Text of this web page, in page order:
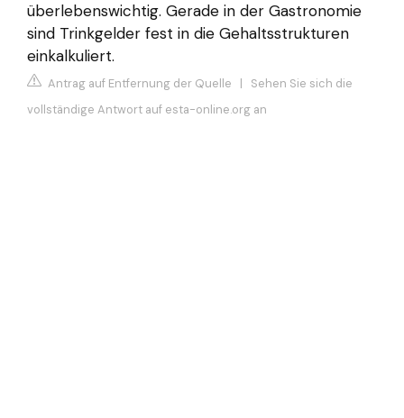
überlebenswichtig. Gerade in der Gastronomie
sind Trinkgelder fest in die Gehaltsstrukturen
einkalkuliert.
Antrag auf Entfernung der Quelle | Sehen Sie sich die
vollständige Antwort auf esta-online.org an